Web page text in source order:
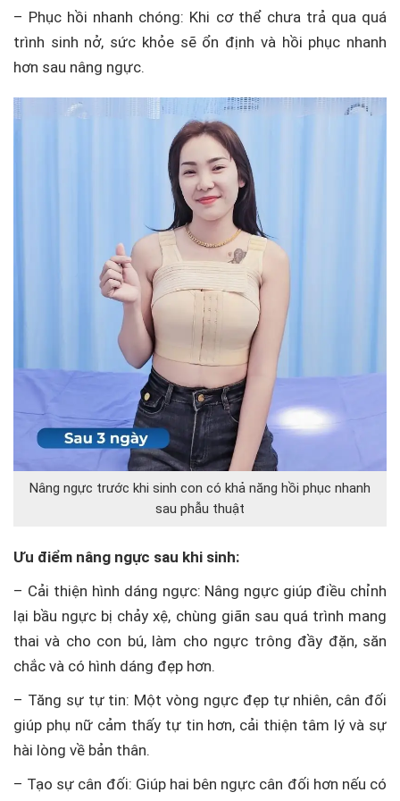
– Phục hồi nhanh chóng: Khi cơ thể chưa trả qua quá
trình sinh nở, sức khỏe sẽ ổn định và hồi phục nhanh
hơn sau nâng ngực.
Nâng ngực trước khi sinh con có khả năng hồi phục nhanh
sau phẫu thuật
Ưu điểm nâng ngực sau khi sinh:
– Cải thiện hình dáng ngực: Nâng ngực giúp điều chỉnh
lại bầu ngực bị chảy xệ, chùng giãn sau quá trình mang
thai và cho con bú, làm cho ngực trông đầy đặn, săn
chắc và có hình dáng đẹp hơn.
– Tăng sự tự tin: Một vòng ngực đẹp tự nhiên, cân đối
giúp phụ nữ cảm thấy tự tin hơn, cải thiện tâm lý và sự
hài lòng về bản thân.
– Tạo sự cân đối: Giúp hai bên ngực cân đối hơn nếu có